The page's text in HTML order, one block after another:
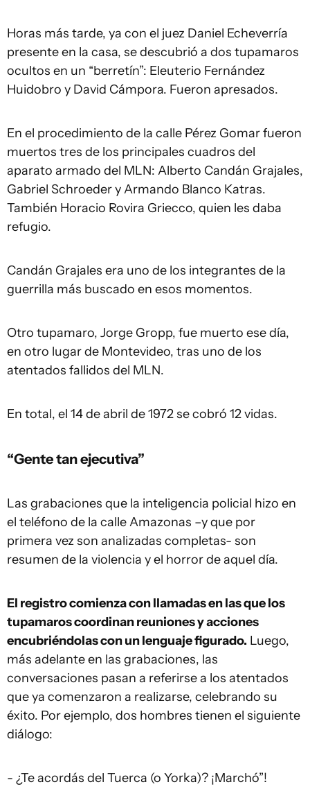
Horas más tarde, ya con el juez Daniel Echeverría
presente en la casa, se descubrió a dos tupamaros
ocultos en un “berretín”: Eleuterio Fernández
Huidobro y David Cámpora. Fueron apresados.
En el procedimiento de la calle Pérez Gomar fueron
muertos tres de los principales cuadros del
aparato armado del MLN: Alberto Candán Grajales,
Gabriel Schroeder y Armando Blanco Katras.
También Horacio Rovira Griecco, quien les daba
refugio.
Candán Grajales era uno de los integrantes de la
guerrilla más buscado en esos momentos.
Otro tupamaro, Jorge Gropp, fue muerto ese día,
en otro lugar de Montevideo, tras uno de los
atentados fallidos del MLN.
En total, el 14 de abril de 1972 se cobró 12 vidas.
“Gente tan ejecutiva”
Las grabaciones que la inteligencia policial hizo en
el teléfono de la calle Amazonas –y que por
primera vez son analizadas completas- son
resumen de la violencia y el horror de aquel día.
El registro comienza con llamadas en las que los
tupamaros coordinan reuniones y acciones
encubriéndolas con un lenguaje figurado. Luego,
más adelante en las grabaciones, las
conversaciones pasan a referirse a los atentados
que ya comenzaron a realizarse, celebrando su
éxito. Por ejemplo, dos hombres tienen el siguiente
diálogo:
- ¿Te acordás del Tuerca (o Yorka)? ¡Marchó”!